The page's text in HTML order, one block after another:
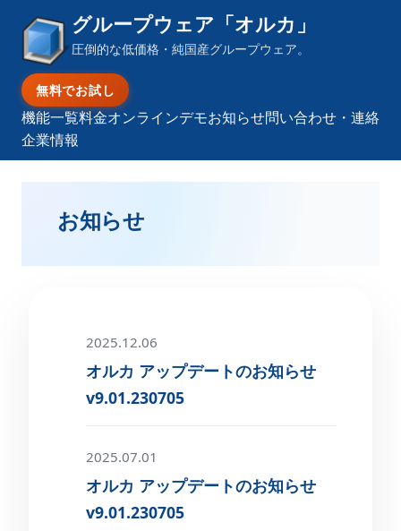
グループウェア「オルカ」
圧倒的な低価格・純国産グループウェア。
無料でお試し
機能一覧料金オンラインデモお知らせ問い合わせ・連絡
企業情報
お知らせ
2025.12.06
オルカ アップデートのお知らせ
v9.01.230705
2025.07.01
オルカ アップデートのお知らせ
v9.01.230705